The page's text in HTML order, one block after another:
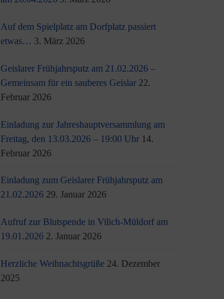
Auf dem Spielplatz am Dorfplatz passiert
etwas… 3. März 2026
Geislarer Frühjahrsputz am 21.02.2026 –
Gemeinsam für ein sauberes Geislar 22.
Februar 2026
Einladung zur Jahreshauptversammlung am
Freitag, den 13.03.2026 – 19:00 Uhr 14.
Februar 2026
Einladung zum Geislarer Frühjahrsputz am
21.02.2026 29. Januar 2026
Aufruf zur Blutspende in Vilich-Müldorf am
19.01.2026 2. Januar 2026
Herzliche Weihnachtsgrüße 24. Dezember
2025